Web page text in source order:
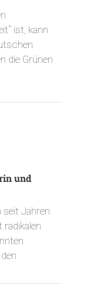
ist, kann
die Grünen
und
seit Jahren
radikalen